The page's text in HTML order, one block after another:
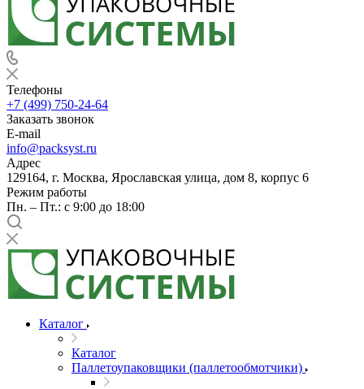
Телефоны
+7 (499) 750-24-64
Заказать звонок
E-mail
info@packsyst.ru
Адрес
129164, г. Москва, Ярославская улица, дом 8, корпус 6
Режим работы
Пн. – Пт.: с 9:00 до 18:00
Каталог
Каталог
Паллетоупаковщики (паллетообмотчики)